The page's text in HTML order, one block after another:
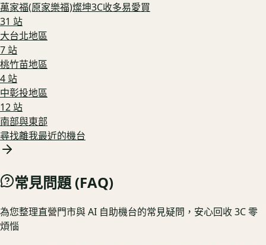
萬家福(原家樂福)燦坤3C收多易愛買
31 站
大台北地區
7 站
桃竹苗地區
4 站
中彰投地區
12 站
南部與東部
尋找離我最近的機台
常見問題 (FAQ)
為您整理直營門市與 AI 自助機台的常見疑問，安心回收 3C 零
煩惱